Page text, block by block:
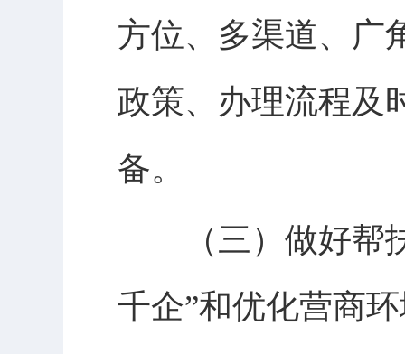
方位、多渠道、广
政策、办理流程及
备。
（三）做好帮扶
千企”和优化营商